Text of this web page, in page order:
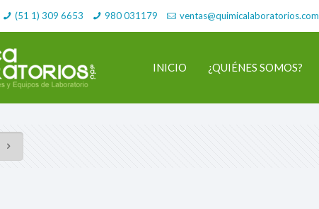
(51 1) 309 6653 980 031179 ventas@quimicalaboratorios.com
INICIO ¿QUIÉNES SOMOS?